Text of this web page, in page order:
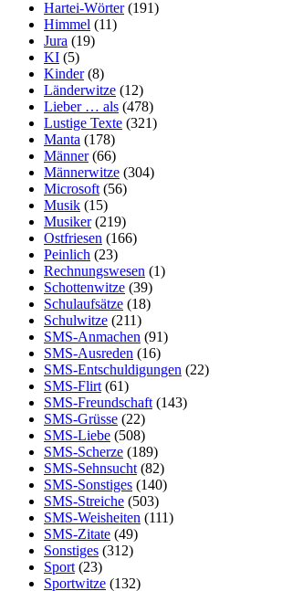
Hartei-Wörter(191)
Himmel (11)
Jura (19)
KI (5)
Kinder(8)
Länderwitze (12)
Lieber … als (478)
Lustige Texte (321)
Manta (178)
Männer(66)
Männerwitze (304)
Microsoft(56)
Musik (15)
Musiker(219)
Ostfriesen (166)
Peinlich (23)
Rechnungswesen (1)
Schottenwitze (39)
Schulaufsätze (18)
Schulwitze (211)
SMS-Anmachen (91)
SMS-Ausreden (16)
SMS-Entschuldigungen (22)
SMS-Flirt(61)
SMS-Freundschaft(143)
SMS-Grüsse (22)
SMS-Liebe (508)
SMS-Scherze (189)
SMS-Sehnsucht(82)
SMS-Sonstiges (140)
SMS-Streiche (503)
SMS-Weisheiten (111)
SMS-Zitate (49)
Sonstiges (312)
Sport(23)
Sportwitze (132)